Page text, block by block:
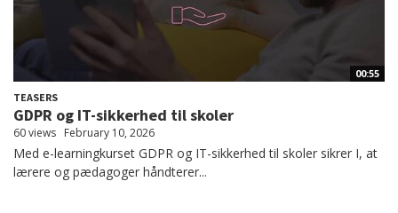
00:55
TEASERS
GDPR og IT-sikkerhed til skoler
60 views February 10, 2026
Med e-learningkurset GDPR og IT-sikkerhed til skoler sikrer I, at
lærere og pædagoger håndterer...